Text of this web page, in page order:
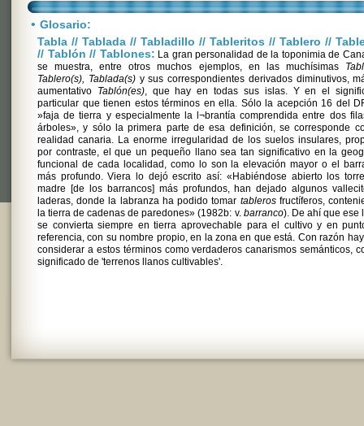
• Glosario:
Tabla // Tablada // Tabladillo // Tableritos // Tablero //
// Tablón // Tablones: La gran personalidad de la toponimia de
se muestra, entre otros muchos ejemplos, en las muchísimas
Tablero(s), Tablada(s)y sus correspondientes derivados diminutivos,
aumentativo Tablón(es), que hay en todas sus islas. Y en el
particular que tienen estos términos en ella. Sólo la acepción 16 del
»faja de tierra y especialmente la l¬brantía comprendida entre dos
árboles», y sólo la primera parte de esa definición, se corresponde
realidad canaria. La enorme irregularidad de los suelos insulares,
por contraste, el que un pequeño llano sea tan significativo en la
funcional de cada localidad, como lo son la elevación mayor o el
más profundo. Viera lo dejó escrito así: «Habiéndose abierto los
madre [de los barrancos] más profundos, han dejado algunos
laderas, donde la labranza ha podido tomar tablerosfructíferos,
la tierra de cadenas de paredones» (1982b: v. barranco). De ahí que ese
se convierta siempre en tierra aprovechable para el cultivo y en
referencia, con su nombre propio, en la zona en que está. Con razón
considerar a estos términos como verdaderos canarismos semánticos,
significado de 'terrenos llanos cultivables'.